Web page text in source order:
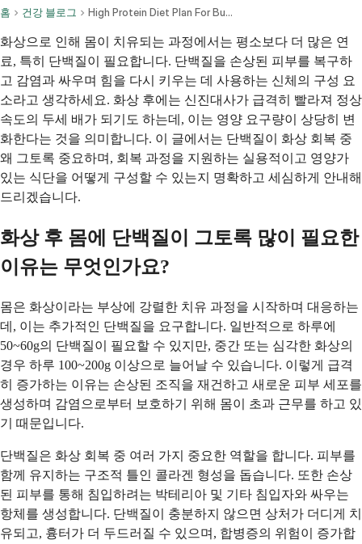
홈 건강 블로그 High Protein Diet Plan For Burn Injury Recovery
화상으로 인해 몸이 치유되는 과정에서는 평소보다 더 많은 연
료, 특히 단백질이 필요합니다. 단백질을 손상된 피부를 복구하
고 감염과 싸우며 힘을 다시 키우는 데 사용하는 신체의 구성 요
소라고 생각하세요. 화상 후에는 신진대사가 급격히 빨라져 정상
속도의 두세 배가 되기도 하는데, 이는 영양 요구량이 상당히 변
화한다는 것을 의미합니다. 이 글에서는 단백질이 화상 회복 중
왜 그토록 중요하며, 회복 과정을 지원하는 실용적이고 영양가
있는 식단을 어떻게 구성할 수 있는지 명확하고 세심하게 안내해
드리겠습니다.
화상 후 몸에 단백질이 그토록 많이 필요한
이유는 무엇인가요?
몸은 화상이라는 부상에 강렬한 치유 과정을 시작하며 대응하는
데, 이는 추가적인 단백질을 요구합니다. 일반적으로 하루에
50~60g의 단백질이 필요할 수 있지만, 중간 또는 심각한 화상의
경우 하루 100~200g 이상으로 늘어날 수 있습니다. 이렇게 급격
히 증가하는 이유는 손상된 조직을 재건하고 새로운 피부 세포를
생성하며 감염으로부터 보호하기 위해 몸이 초과 근무를 하고 있
기 때문입니다.
단백질은 화상 회복 중 여러 가지 중요한 역할을 합니다. 피부를
함께 유지하는 구조적 틀인 콜라겐 형성을 돕습니다. 또한 손상
된 피부를 통해 침입하려는 박테리아 및 기타 침입자와 싸우는
항체를 생성합니다. 단백질이 충분하지 않으면 상처가 더디게 치
유되고, 흉터가 더 두드러질 수 있으며, 합병증의 위험이 증가합